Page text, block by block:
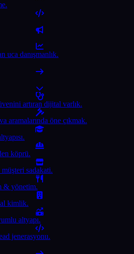
uca danışmanlık.
artıran dijital varlık.
aramalarında öne çıkmak.
köprü.
sadakati.
& yönetim.
kimlik.
altyapı.
jenerasyonu.